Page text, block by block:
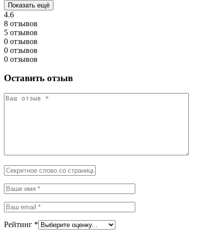
Показать ещё
4.6
8 отзывов
5 отзывов
0 отзывов
0 отзывов
0 отзывов
Оставить отзыв
Рейтинг *